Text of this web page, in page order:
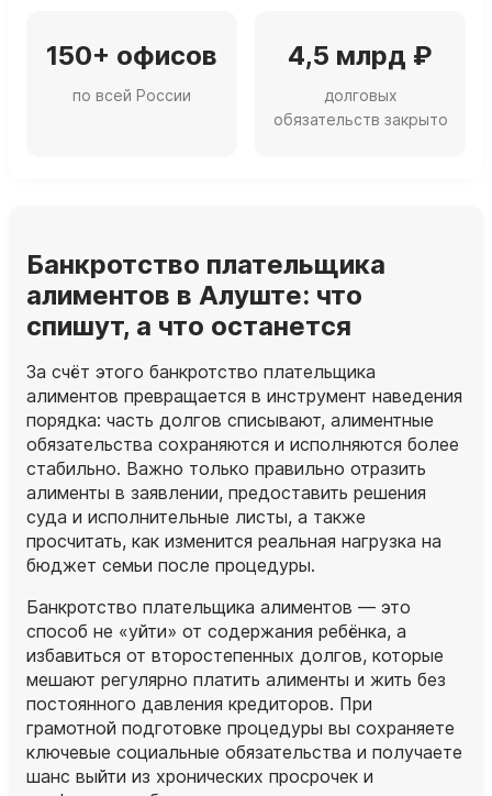
150+ офисов
по всей России
4,5 млрд ₽
долговых
обязательств закрыто
Банкротство плательщика
алиментов в Алуште: что
спишут, а что останется
За счёт этого банкротство плательщика
алиментов превращается в инструмент наведения
порядка: часть долгов списывают, алиментные
обязательства сохраняются и исполняются более
стабильно. Важно только правильно отразить
алименты в заявлении, предоставить решения
суда и исполнительные листы, а также
просчитать, как изменится реальная нагрузка на
бюджет семьи после процедуры.
Банкротство плательщика алиментов — это
способ не «уйти» от содержания ребёнка, а
избавиться от второстепенных долгов, которые
мешают регулярно платить алименты и жить без
постоянного давления кредиторов. При
грамотной подготовке процедуры вы сохраняете
ключевые социальные обязательства и получаете
шанс выйти из хронических просрочек и